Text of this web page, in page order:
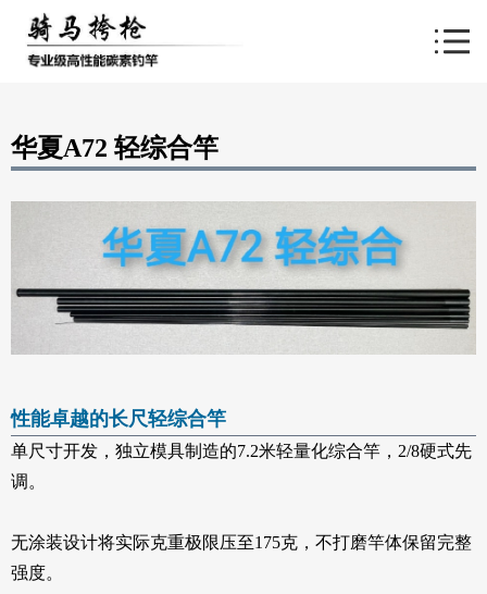
华夏A72 轻综合竿
性能卓越的长尺轻综合竿
单尺寸开发，独立模具制造的7.2米轻量化综合竿，2/8硬式先
调。
无涂装设计将实际克重极限压至175克，不打磨竿体保留完整
强度。